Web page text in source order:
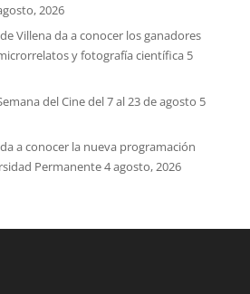
2026
Villena da a conocer los ganadores
y fotografía científica 5
del Cine del 7 al 23 de agosto 5
a conocer la nueva programación
Permanente4 agosto, 2026